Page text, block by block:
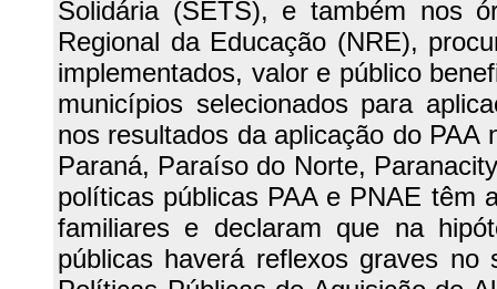
Solidária (SETS), e também nos
Regional da Educação (NRE),
implementados, valor e público
municípios selecionados para
nos resultados da aplicação do
Paraná, Paraíso do Norte,
políticas públicas PAA e PNAE têm
familiares e declaram que na
públicas haverá reflexos graves no